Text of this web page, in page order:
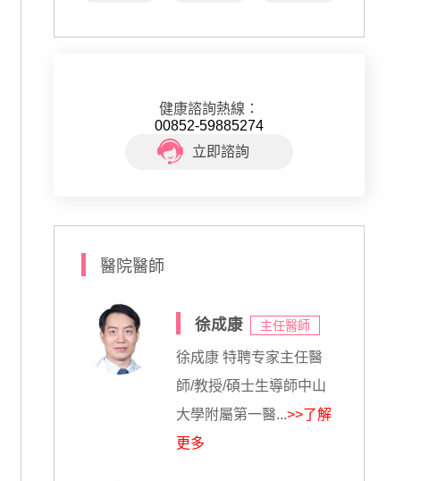
健康諮詢熱線：
00852-59885274
立即諮詢
醫院醫師
徐成康 主任醫師
徐成康 特聘专家主任醫
師/教授/碩士生導師中山
大學附屬第一醫...>>了解
更多